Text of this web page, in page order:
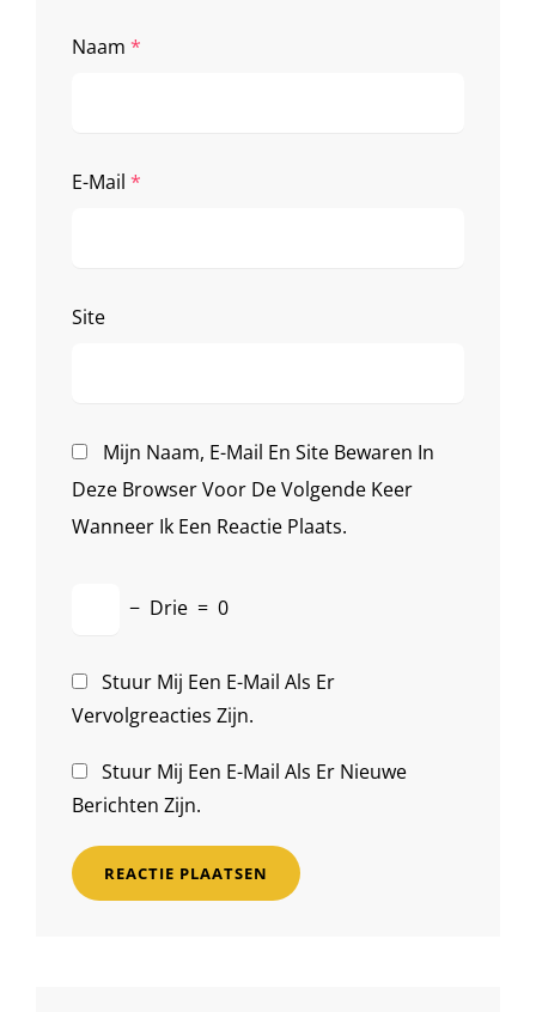
Naam *
E-Mail *
Site
Mijn Naam, E-Mail En Site Bewaren In
Deze Browser Voor De Volgende Keer
Wanneer Ik Een Reactie Plaats.
− Drie = 0
Stuur Mij Een E-Mail Als Er
Vervolgreacties Zijn.
Stuur Mij Een E-Mail Als Er Nieuwe
Berichten Zijn.